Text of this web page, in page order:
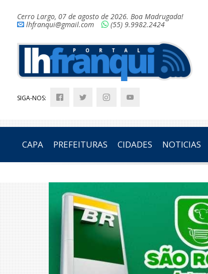
Cerro Largo, 07 de agosto de 2026. Boa Madrugada!
lhfranqui@gmail.com
(55) 9.9982.2424
SIGA-NOS:
CAPA PREFEITURAS CIDADES NOTICIAS